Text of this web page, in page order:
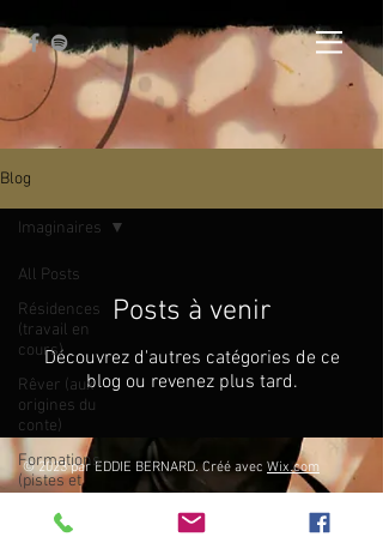
Blog
All Posts
Résidences
(travail en
cours)
Rêver (aux
origines du
conte)
Formations
(pistes et
Imaginaires
Posts à venir
Découvrez d'autres catégories de ce
blog ou revenez plus tard.
© 2023 par EDDIE BERNARD. Créé avec Wix.com